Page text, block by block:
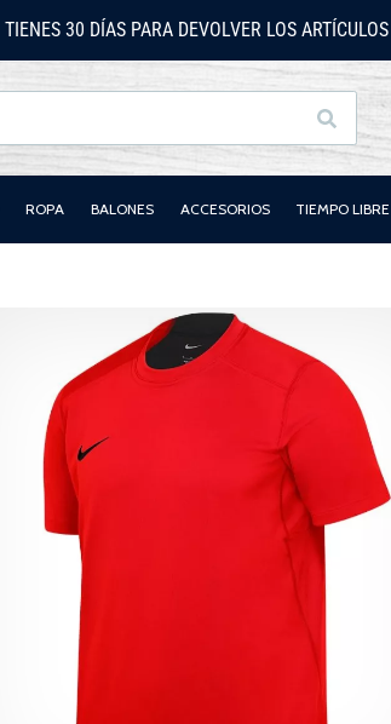
TIENES 30 DÍAS PARA DEVOLVER LOS ARTÍCULOS
Buscar
ROPA BALONES ACCESORIOS TIEMPO LIBRE